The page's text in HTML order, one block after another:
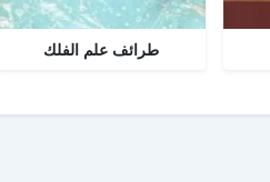
طرائف علم الفلك